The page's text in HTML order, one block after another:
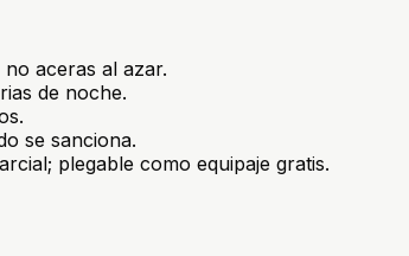
aceras al azar.
de noche.
se sanciona.
plegable como equipaje gratis.